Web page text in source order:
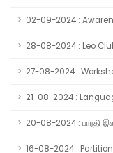
02-09-2024 :
28-08-2024 : Leo
27-08-2024 :
21-08-2024 :
20-08-2024 : பாரதி
16-08-2024 :